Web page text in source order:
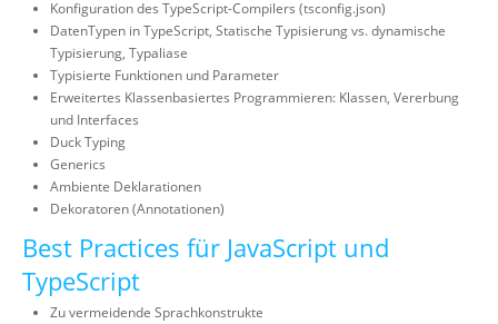
Konfiguration des TypeScript-Compilers (tsconfig.json)
DatenTypen in TypeScript, Statische Typisierung vs. dynamische
Typisierung, Typaliase
Typisierte Funktionen und Parameter
Erweitertes Klassenbasiertes Programmieren: Klassen, Vererbung
und Interfaces
Duck Typing
Generics
Ambiente Deklarationen
Dekoratoren (Annotationen)
Best Practices für JavaScript und
TypeScript
Zu vermeidende Sprachkonstrukte